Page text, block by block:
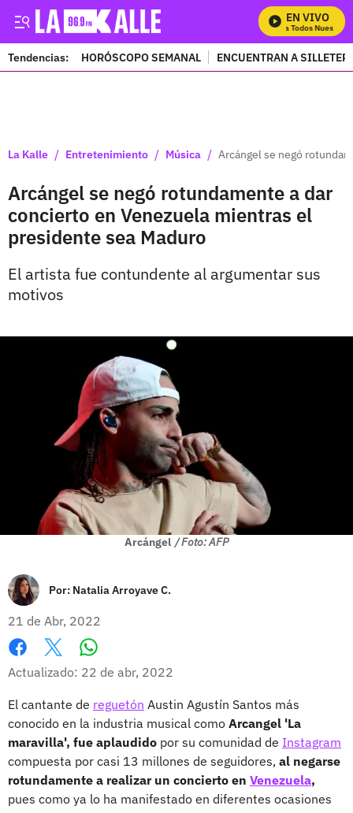
EN VIVO
Mira Todos Nuestros
Tendencias: HORÓSCOPO SEMANAL ENCUENTRAN A
La Kalle / Entretenimiento / Música / Arcángel se negó
Arcángel se negó rotundamente a dar
concierto en Venezuela mientras el
presidente sea Maduro
El artista fue contundente al argumentar sus
motivos
Arcángel / Foto: AFP
Por: Natalia Arroyave C.
21 de Abr, 2022
Facebook
X
Actualizado: 22 de abr, 2022
El cantante de reguetón Austin Agustín Santos más
conocido en la industria musical como Arcangel 'La
maravilla', fue aplaudido por su comunidad de Instagram
compuesta por casi 13 millones de seguidores, al negarse
rotundamente a realizar un concierto en Venezuela,
pues como ya lo ha manifestado en diferentes ocasiones